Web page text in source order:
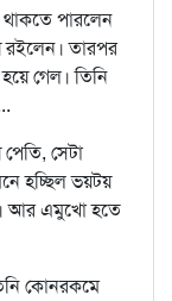
পারলেন
রইলেন। তারপর
গেল। তিনি
সেটা
হচ্ছিল ভয়টয়
আর এমুখো হতে
কোনরকমে